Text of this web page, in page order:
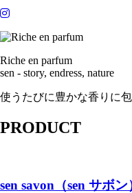
Riche en parfum
sen - story, endress, nature
使うたびに豊かな香りに
PRODUCT
sen savon（sen サボン